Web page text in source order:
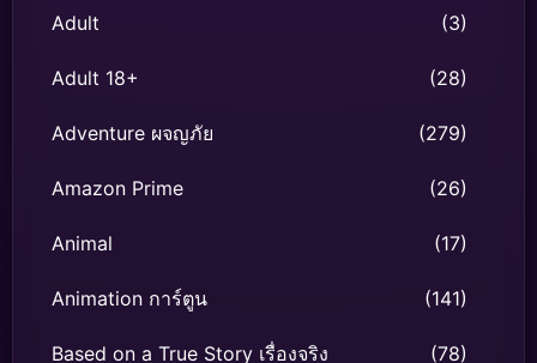
Adult (3)
Adult 18+ (28)
Adventure ผจญภัย (279)
Amazon Prime (26)
Animal (17)
Animation การ์ตูน (141)
Based on a True Story เรื่องจริง (78)